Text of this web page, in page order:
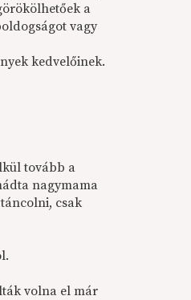
a
vagy
kedvelőinek.
tovább a
nagymama
csak
volna el már